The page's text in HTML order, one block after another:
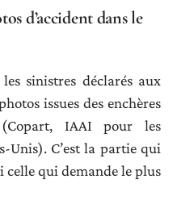
d’accident dans le
sinistres déclarés aux
issues des enchères
IAAI pour les
Unis). C’est la partie qui
celle qui demande le plus